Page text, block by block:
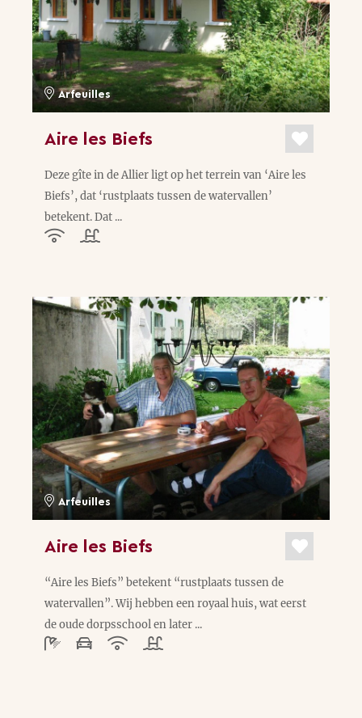
Arfeuilles
Aire les Biefs
Deze gîte in de Allier ligt op het terrein van ‘Aire les
Biefs’, dat ‘rustplaats tussen de watervallen’
betekent. Dat ...
Arfeuilles
Aire les Biefs
“Aire les Biefs” betekent “rustplaats tussen de
watervallen”. Wij hebben een royaal huis, wat eerst
de oude dorpsschool en later ...